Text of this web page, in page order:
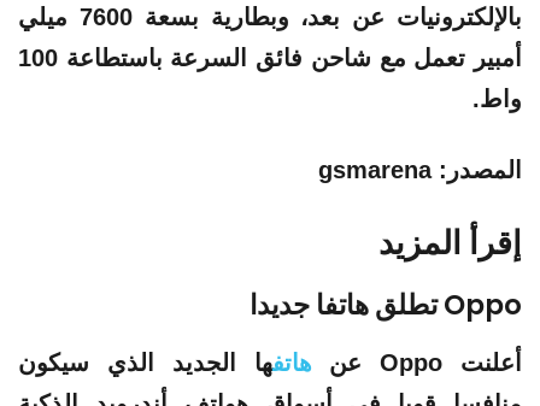
بالإلكترونيات عن بعد، وبطارية بسعة 7600 ميلي
أمبير تعمل مع شاحن فائق السرعة باستطاعة 100
واط.
المصدر: gsmarena
إقرأ المزيد
Oppo تطلق هاتفا جديدا
أعلنت Oppo عن هاتفها الجديد الذي سيكون